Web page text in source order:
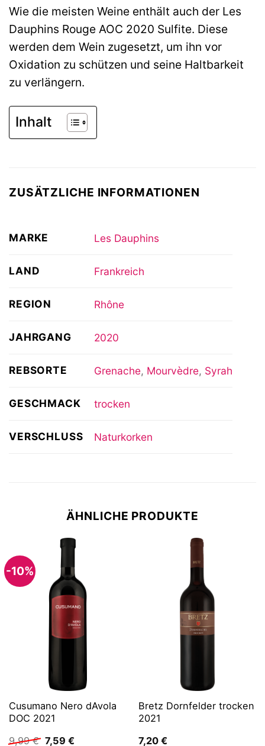
Wie die meisten Weine enthält auch der Les
Dauphins Rouge AOC 2020 Sulfite. Diese
werden dem Wein zugesetzt, um ihn vor
Oxidation zu schützen und seine Haltbarkeit
zu verlängern.
Inhalt
ZUSÄTZLICHE INFORMATIONEN
MARKE Les Dauphins
LAND Frankreich
REGION Rhône
JAHRGANG 2020
REBSORTE Grenache, Mourvèdre, Syrah
GESCHMACK trocken
VERSCHLUSS Naturkorken
ÄHNLICHE PRODUKTE
-10%
Cusumano Nero dAvola
DOC 2021
9,99€ Ursprünglicher
7,59 €Aktueller
Bretz Dornfelder trocken
2021
7,20 €